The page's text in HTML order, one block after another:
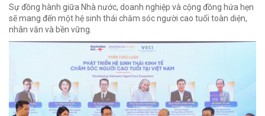
Sự đồng hành giữa Nhà nước, doanh nghiệp và cộng đồng hứa hẹn
sẽ mang đến một hệ sinh thái chăm sóc người cao tuổi toàn diện,
nhân văn và bền vững.